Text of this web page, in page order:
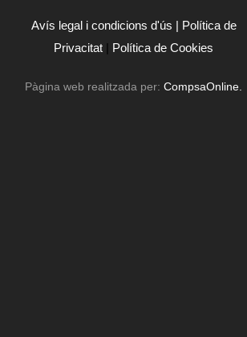
Avís legal i condicions d'ús | Política de
Privacitat | Política de Cookies
Pàgina web realitzada per:CompsaOnline.